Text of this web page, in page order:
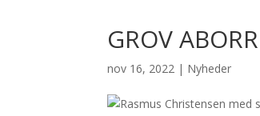
GROV
nov 16, 2022 | Nyheder